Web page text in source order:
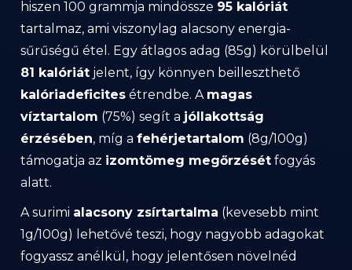
hiszen 100 grammja mindössze 95 kalóriát
tartalmaz, ami viszonylag alacsony energia-
sűrűségű étel. Egy átlagos adag (85g) körülbelül
81 kalóriát jelent, így könnyen beilleszthető
kalóriadeficites étrendbe. A magas
víztartalom (75%) segít a jóllakottság
érzésében, míg a fehérjetartalom (8g/100g)
támogatja az izomtömeg megőrzését fogyás
alatt.
A surimi alacsony zsírtartalma (kevesebb mint
1g/100g) lehetővé teszi, hogy nagyobb adagokat
fogyassz anélkül, hogy jelentősen növelnéd